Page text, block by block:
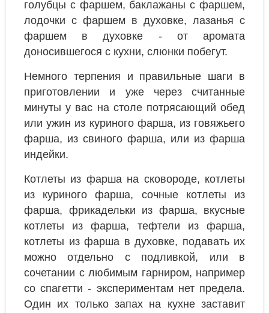
голубцы с фаршем, баклажаны с фаршем,
лодочки с фаршем в духовке, лазанья с
фаршем в духовке - от аромата
доносившегося с кухни, слюнки побегут.
Немного терпения и правильные шаги в
приготовлении и уже через считанные
минуты у вас на столе потрясающий обед
или ужин из куриного фарша, из говяжьего
фарша, из свиного фарша, или из фарша
индейки.
Котлеты из фарша на сковороде, котлеты
из куриного фарша, сочные котлеты из
фарша, фрикадельки из фарша, вкусные
котлеты из фарша, тефтели из фарша,
котлеты из фарша в духовке, подавать их
можно отдельно с подливкой, или в
сочетании с любимым гарниром, например
со спагетти - экспериментам нет предела.
Один их только запах на кухне заставит